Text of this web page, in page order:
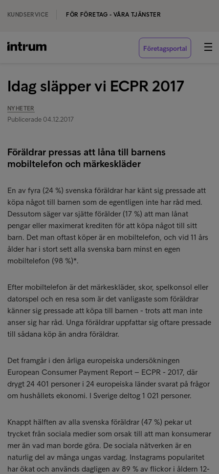
KUNDSERVICE FÖR FÖRETAG - VÅRA TJÄNSTER
Företagsportal
Idag släpper vi ECPR 2017
NYHETER
Publicerade 04.12.2017
Föräldrar pressas att låna till barnens
mobiltelefon och märkeskläder
En av fyra (24 %) svenska föräldrar har känt sig pressade att
köpa något till barnen som de egentligen inte har råd med.
Dessutom säger var sjätte förälder (17 %) att man lånat
pengar eller maximerat krediten för att köpa något till sitt
barn. Det man oftast köper är en mobiltelefon, och vid 11 års
ålder har i stort sett alla svenska barn minst en egen
mobiltelefon (98 %)*.
Efter mobiltelefon är det märkeskläder, skor, spelkonsol eller
datorspel och en resa som är det vanligaste som föräldrar
känner sig pressade att köpa till barnen - trots att man inte
anser sig har råd. Unga föräldrar uppfattar sig oftare pressade
till sådana köp än andra föräldrar.
Det framgår i den årliga europeiska undersökningen
European Consumer Payment Report – ECPR - 2017, där
drygt 24 401 personer i 24 europeiska länder svarat på frågor
om hushållets ekonomi. I Sverige deltog 1 021 personer.
Knappt hälften av alla svenska föräldrar (47 %) pekar ut
trycket från sociala medier som orsak till att man konsumerar
mer än vad man borde göra. De sociala nätverken är en
naturlig del av många ungas vardag. Instagrams popularitet
har ökat och används dagligen av 89 % av flickor i åldern 12-